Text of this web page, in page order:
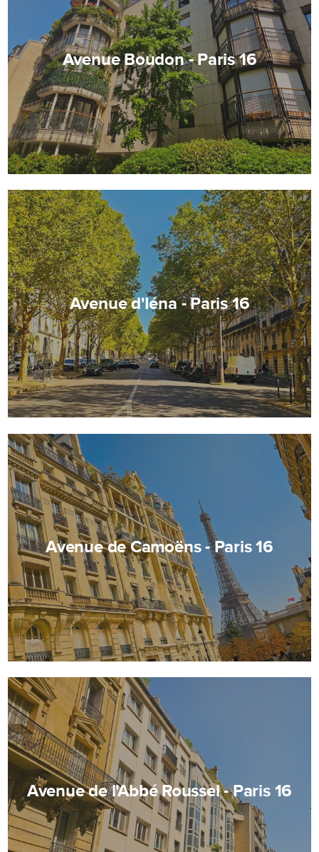
Avenue Boudon - Paris 16
Avenue d'Iéna - Paris 16
Avenue de Camoëns - Paris 16
Avenue de l'Abbé Roussel - Paris 16